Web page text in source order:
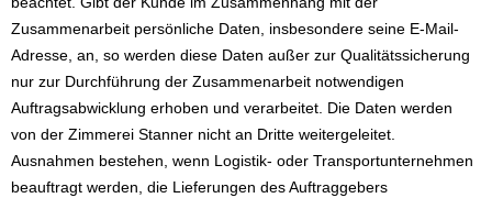
Zusammenarbeit persönliche Daten, insbesondere seine E-Mail-
Adresse, an, so werden diese Daten außer zur Qualitätssicherung
nur zur Durchführung der Zusammenarbeit notwendigen
Auftragsabwicklung erhoben und verarbeitet. Die Daten werden
von der Zimmerei Stanner nicht an Dritte weitergeleitet.
Ausnahmen bestehen, wenn Logistik- oder Transportunternehmen
beauftragt werden, die Lieferungen des Auftraggebers